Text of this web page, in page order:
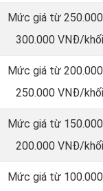
Mức giá từ
300.000 VNĐ/khối
Mức giá từ
250.000 VNĐ/khối
Mức giá từ
200.000 VNĐ/khối
Mức giá từ